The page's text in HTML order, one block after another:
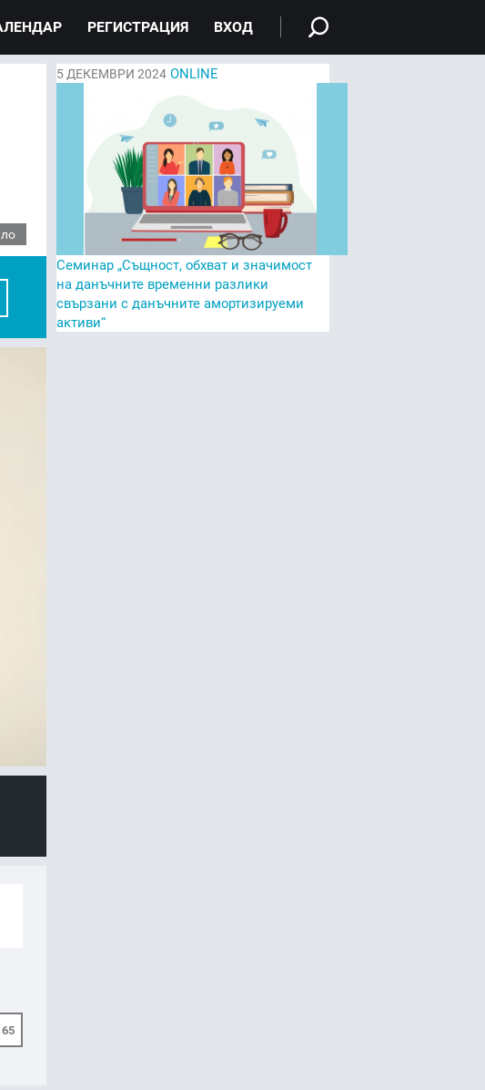
РЕГИСТРАЦИЯ ВХОД
5ДЕКЕМВРИ 2024 ONLINE
Семинар „Същност, обхват и значимост
на данъчните временни разлики
свързани с данъчните амортизируеми
активи“